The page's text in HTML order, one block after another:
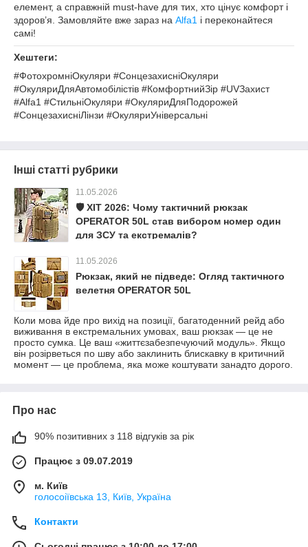
елемент, а справжній must-have для тих, хто цінує комфорт і
здоров’я. Замовляйте вже зараз на Alfa1 і переконайтеся
самі!
Хештеги:
#ФотохромніОкуляри #СонцезахисніОкуляри
#ОкуляриДляАвтомобілістів #КомфортнийЗір #UVЗахист
#Alfa1 #СтильніОкуляри #ОкуляриДляПодорожей
#СонцезахисніЛінзи #ОкуляриУніверсальні
Інші статті рубрики
11.05.2026
🛡️ ХІТ 2026: Чому тактичний рюкзак
OPERATOR 50L став вибором номер один
для ЗСУ та екстремалів?
11.05.2026
Рюкзак, який не підведе: Огляд тактичного
велетня OPERATOR 50L
Коли мова йде про вихід на позиції, багатоденний рейд або
виживання в екстремальних умовах, ваш рюкзак — це не
просто сумка. Це ваш «життєзабезпечуючий модуль». Якщо
він розірветься по шву або заклинить блискавку в критичний
момент — це проблема, яка може коштувати занадто дорого.
Про нас
90% позитивних з 118 відгуків за рік
Працює з 09.07.2019
м. Київ
голосоіївська 13, Київ, Україна
Контакти